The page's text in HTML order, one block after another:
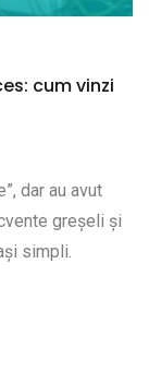
cum vinzi
dar au avut
greșeli și
simpli.